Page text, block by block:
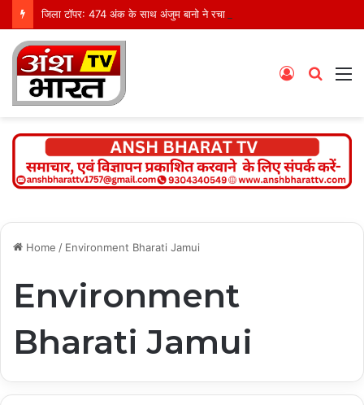
जिला टॉपर: 474 अंक के साथ अंजुम बानो ने रचा इतिहास
Search
Log
Home / Environment Bharati Jamui
Environment
Bharati Jamui